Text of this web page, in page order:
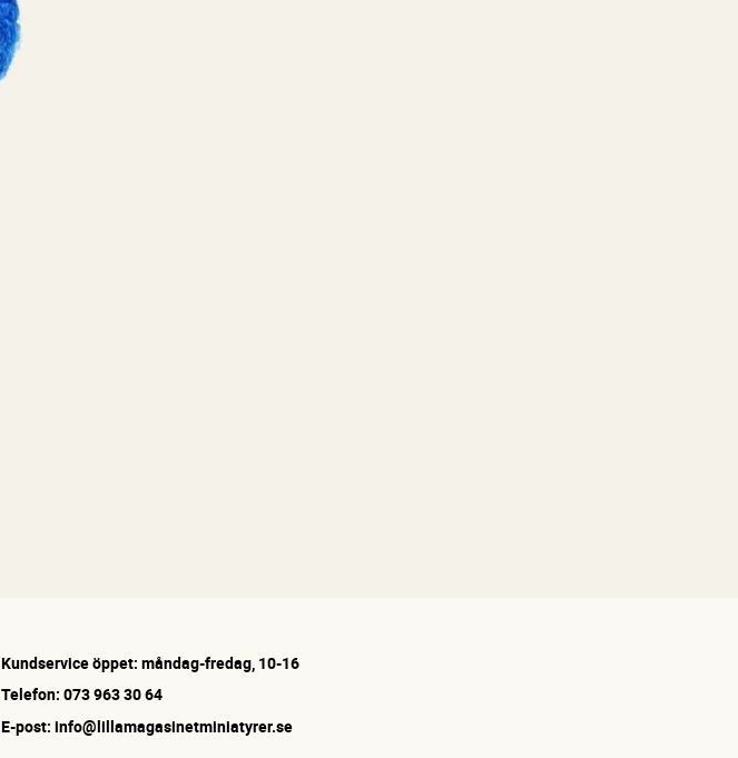
Kundservice öppet: måndag-fredag, 10-16
Telefon: 073 963 30 64
E-post: info@lillamagasinetminiatyrer.se